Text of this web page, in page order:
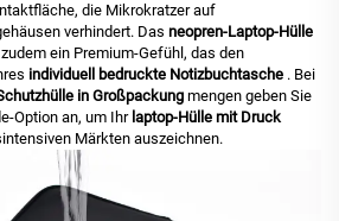
die Mikrokratzer auf
verhindert. Das neopren-Laptop-Hülle
ein Premium-Gefühl, das den
individuell bedruckte Notizbuchtasche . Bei
in Großpackung mengen geben Sie
Option an, um Ihr laptop-Hülle mit Druck
Märkten auszeichnen.